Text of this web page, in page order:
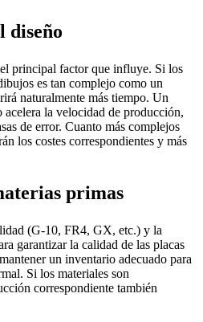
diseño
principal factor que influye. Si los
es tan complejo como un
naturalmente más tiempo. Un
la velocidad de producción,
de error. Cuanto más complejos
los costes correspondientes y más
primas
(G-10, FR4, GX, etc.) y la
garantizar la calidad de las placas
un inventario adecuado para
Si los materiales son
correspondiente también